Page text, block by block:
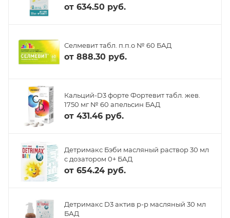
от 634.50 руб.
Селмевит табл. п.п.о № 60 БАД
от 888.30 руб.
Кальций-D3 форте Фортевит табл. жев.
1750 мг № 60 апельсин БАД
от 431.46 руб.
Детримакс Бэби масляный раствор 30 мл
с дозатором 0+ БАД
от 654.24 руб.
Детримакс D3 актив р-р масляный 30 мл
БАД